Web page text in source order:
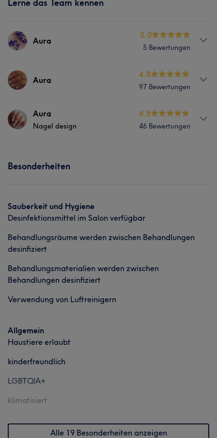
Lerne das Team kennen
Aura
5.0
5 Bewertungen
Services
Portfolio
Aura
4.8
97 Bewertungen
Services
Portfolio
Aura
Nagel design
4.8
46 Bewertungen
Portfolio
Besonderheiten
Sauberkeit und Hygiene
Desinfektionsmittel im Salon verfügbar
Behandlungsräume werden zwischen Behandlungen
desinfiziert
Behandlungsmaterialien werden zwischen
Behandlungen desinfiziert
Verwendung von Luftreinigern
Allgemein
Haustiere erlaubt
kinderfreundlich
LGBTQIA+
klimatisiert
Alle 19 Besonderheiten anzeigen